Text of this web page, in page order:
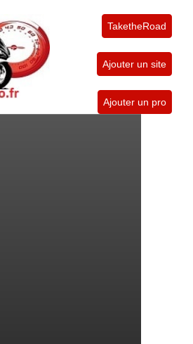
TaketheRoad
Ajouter un site
Ajouter un pro